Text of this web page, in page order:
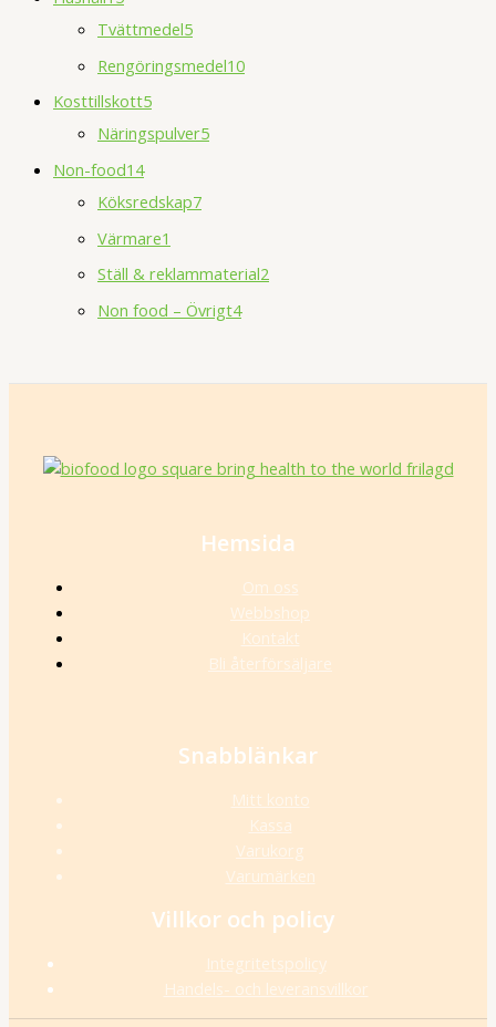
Tvättmedel5
Rengöringsmedel10
Kosttillskott5
Näringspulver5
Non-food14
Köksredskap7
Värmare1
Ställ & reklammaterial2
Non food – Övrigt4
Hemsida
Om oss
Webbshop
Kontakt
Bli återförsäljare
Snabblänkar
Mitt konto
Kassa
Varukorg
Varumärken
Villkor och policy
Integritetspolicy
Handels- och leveransvillkor